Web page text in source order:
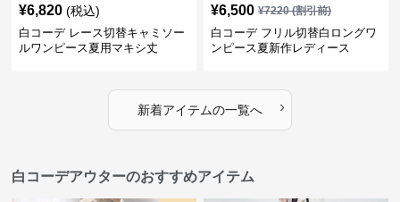
¥6,820 (税込)
白コーデ レース切替キャミソー
ルワンピース夏用マキシ丈
¥6,500 ¥7220(割引前)
白コーデ フリル切替白ロングワ
ンピース夏新作レディース
新着アイテムの一覧へ ›
白コーデアウターのおすすめアイテム